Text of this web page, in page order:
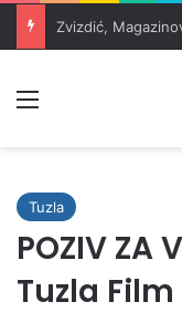
Tuzla
POZIV ZA
Tuzla